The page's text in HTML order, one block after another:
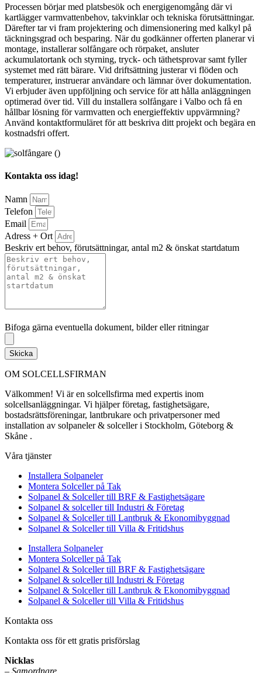
Processen börjar med platsbesök och energigenomgång där vi
kartlägger varmvattenbehov, takvinklar och tekniska förutsättningar.
Därefter tar vi fram projektering och dimensionering med kalkyl på
täckningsgrad och besparing. När du godkänner offerten planerar vi
montage, installerar solfångare och rörpaket, ansluter
ackumulatortank och styrning, tryck- och täthetsprovar samt fyller
systemet med rätt bärare. Vid driftsättning justerar vi flöden och
temperaturer, instruerar användare och lämnar över dokumentation.
Vi erbjuder även uppföljning och service för att hålla anläggningen
optimerad över tid. Vill du installera solfångare i Valbo och få en
hållbar lösning för varmvatten och energieffektiv uppvärmning?
Använd kontaktformuläret för att beskriva ditt projekt och begära en
kostnadsfri offert.
Kontakta oss idag!
Namn
Telefon
Email
Adress + Ort
Beskriv ert behov, förutsättningar, antal m2 & önskat startdatum
Bifoga gärna eventuella dokument, bilder eller ritningar
Skicka
OM SOLCELLSFIRMAN
Välkommen! Vi är en solcellsfirma med expertis inom
solcellsanläggningar. Vi hjälper företag, fastighetsägare,
bostadsrättsföreningar, lantbrukare och privatpersoner med
installation av solpaneler & solceller i Stockholm, Göteborg &
Skåne .
Våra tjänster
Installera Solpaneler
Montera Solceller på Tak
Solpanel & Solceller till BRF & Fastighetsägare
Solpanel & solceller till Industri & Företag
Solpanel & Solceller till Lantbruk & Ekonomibyggnad
Solpanel & Solceller till Villa & Fritidshus
Installera Solpaneler
Montera Solceller på Tak
Solpanel & Solceller till BRF & Fastighetsägare
Solpanel & solceller till Industri & Företag
Solpanel & Solceller till Lantbruk & Ekonomibyggnad
Solpanel & Solceller till Villa & Fritidshus
Kontakta oss
Kontakta oss för ett gratis prisförslag
Nicklas